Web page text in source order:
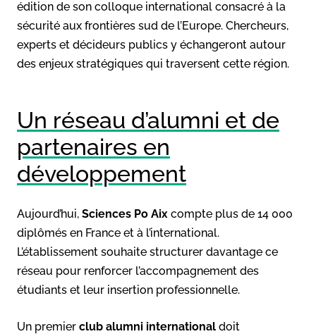
édition de son colloque international consacré à la
sécurité aux frontières sud de l’Europe. Chercheurs,
experts et décideurs publics y échangeront autour
des enjeux stratégiques qui traversent cette région.
Un réseau d’alumni et de
partenaires en
développement
Aujourd’hui, Sciences Po Aix compte plus de 14 000
diplômés en France et à l’international.
L’établissement souhaite structurer davantage ce
réseau pour renforcer l’accompagnement des
étudiants et leur insertion professionnelle.
Un premier club alumni international doit